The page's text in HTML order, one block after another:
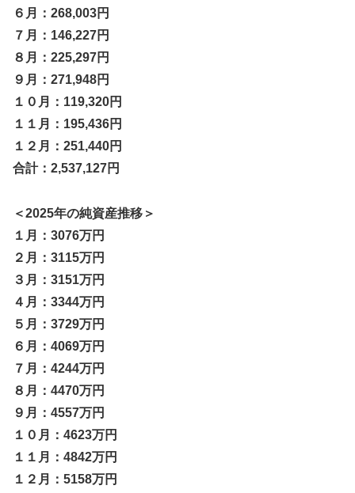
６月：268,003円
７月：146,227円
８月：225,297円
９月：271,948円
１０月：119,320円
１１月：195,436円
１２月：251,440円
合計：2,537,127円
＜2025年の純資産推移＞
１月：3076万円
２月：3115万円
３月：3151万円
４月：3344万円
５月：3729万円
６月：4069万円
７月：4244万円
８月：4470万円
９月：4557万円
１０月：4623万円
１１月：4842万円
１２月：5158万円